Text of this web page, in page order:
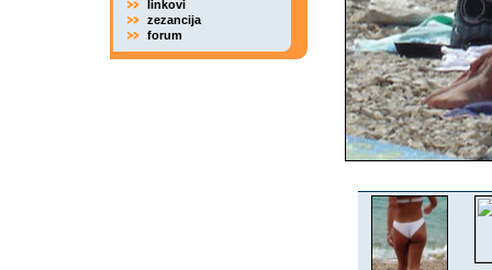
linkovi
zezancija
forum